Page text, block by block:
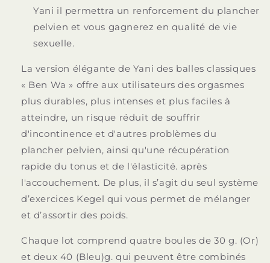
Yani il permettra un renforcement du plancher
pelvien et vous gagnerez en qualité de vie
sexuelle.
La version élégante de Yani des balles classiques
« Ben Wa » offre aux utilisateurs des orgasmes
plus durables, plus intenses et plus faciles à
atteindre, un risque réduit de souffrir
d'incontinence et d'autres problèmes du
plancher pelvien, ainsi qu'une récupération
rapide du tonus et de l'élasticité. après
l'accouchement. De plus, il s’agit du seul système
d’exercices Kegel qui vous permet de mélanger
et d’assortir des poids.
Chaque lot comprend quatre boules de 30 g. (Or)
et deux 40 (Bleu)g. qui peuvent être combinés